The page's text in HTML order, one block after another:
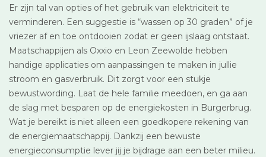
Er zijn tal van opties of het gebruik van elektriciteit te
verminderen. Een suggestie is “wassen op 30 graden” of je
vriezer af en toe ontdooien zodat er geen ijslaag ontstaat.
Maatschappijen als Oxxio en Leon Zeewolde hebben
handige applicaties om aanpassingen te maken in jullie
stroom en gasverbruik. Dit zorgt voor een stukje
bewustwording. Laat de hele familie meedoen, en ga aan
de slag met besparen op de energiekosten in Burgerbrug.
Wat je bereikt is niet alleen een goedkopere rekening van
de energiemaatschappij. Dankzij een bewuste
energieconsumptie lever jij je bijdrage aan een beter milieu.